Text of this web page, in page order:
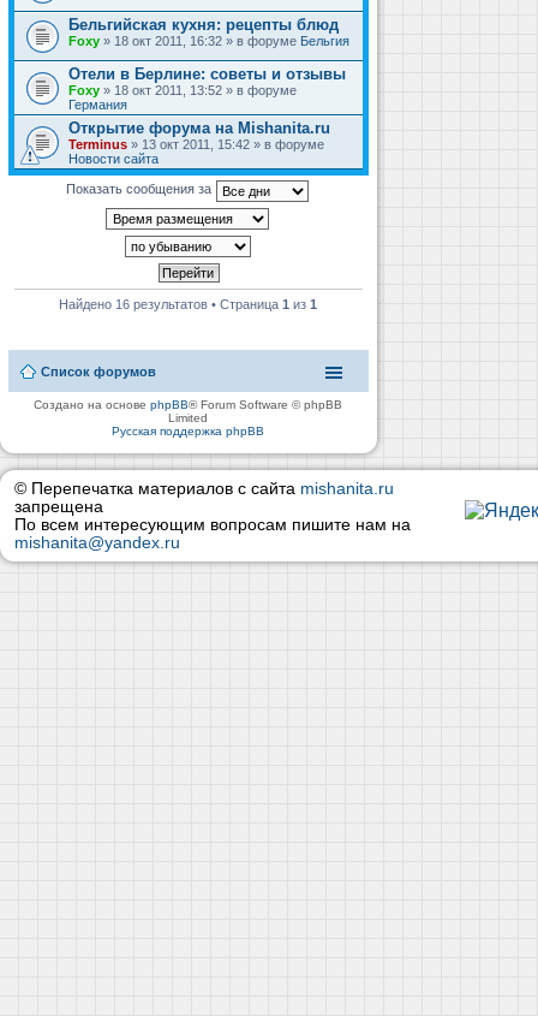
Бельгийская кухня: рецепты блюд
Foxy » 18 окт 2011, 16:32 » в форуме Бельгия
Отели в Берлине: советы и отзывы
Foxy » 18 окт 2011, 13:52 » в форуме
Германия
Открытие форума на Mishanita.ru
Terminus » 13 окт 2011, 15:42 » в форуме
Новости сайта
Показать сообщения за
Найдено 16 результатов • Страница1 из1
Список форумов
Создано на основеphpBB® Forum Software © phpBB
Limited
Русская поддержка phpBB
© Перепечатка материалов с сайта mishanita.ru
запрещена
По всем интересующим вопросам пишите нам на
mishanita@yandex.ru